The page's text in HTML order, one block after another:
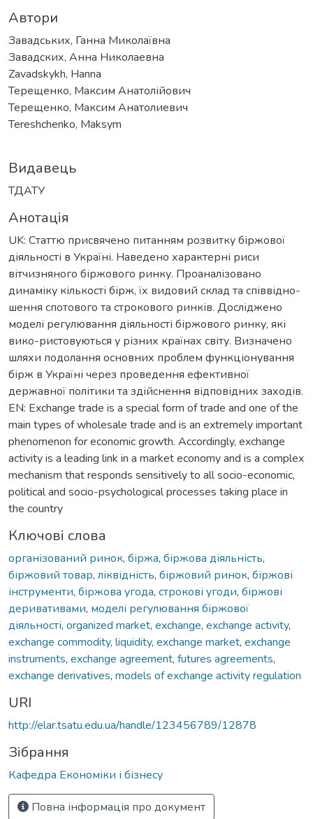
Автори
Завадських, Ганна Миколаївна
Завадских, Анна Николаевна
Zavadskykh, Hanna
Терещенко, Максим Анатолійович
Терещенко, Максим Анатолиевич
Tereshchenko, Maksym
Видавець
ТДАТУ
Анотація
UK: Статтю присвячено питанням розвитку біржової
діяльності в Україні. Наведено характерні риси
вітчизняного біржового ринку. Проаналізовано
динаміку кількості бірж, їх видовий склад та співвідно-
шення спотового та строкового ринків. Досліджено
моделі регулювання діяльності біржового ринку, які
вико-ристовуються у різних країнах світу. Визначено
шляхи подолання основних проблем функціонування
бірж в Україні через проведення ефективної
державної політики та здійснення відповідних заходів.
EN: Exchange trade is a special form of trade and one of the
main types of wholesale trade and is an extremely important
phenomenon for economic growth. Accordingly, exchange
activity is a leading link in a market economy and is a complex
mechanism that responds sensitively to all socio-economic,
political and socio-psychological processes taking place in
the country
Ключові слова
організований ринок, біржа, біржова діяльність,
біржовий товар, ліквідність, біржовий ринок, біржові
інструменти, біржова угода, строкові угоди, біржові
деривативами, моделі регулювання біржової
діяльності, organized market, exchange, exchange activity,
exchange commodity, liquidity, exchange market, exchange
instruments, exchange agreement, futures agreements,
exchange derivatives, models of exchange activity regulation
URI
http://elar.tsatu.edu.ua/handle/123456789/12878
Зібрання
Кафедра Економіки і бізнесу
Повна інформація про документ